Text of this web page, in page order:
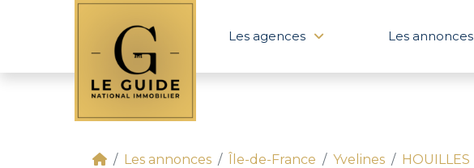
Les agences Les annonces
Les annonces Île-de-France Yvelines HOUILLES